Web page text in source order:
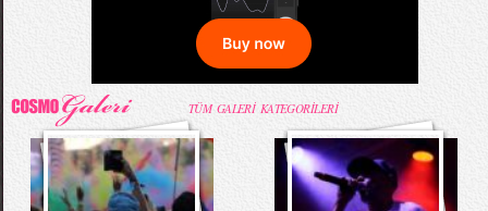
TÜM GALERİ KATEGORİLERİ